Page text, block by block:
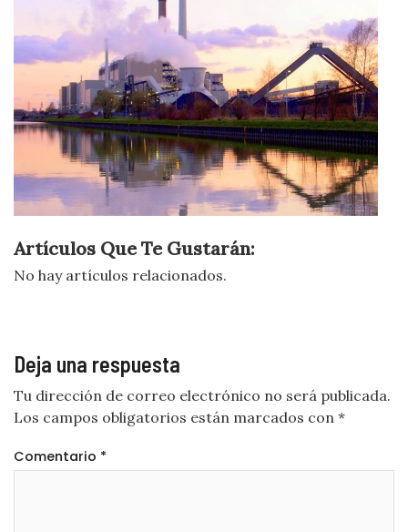
Artículos Que Te Gustarán:
No hay artículos relacionados.
Deja una respuesta
Tu dirección de correo electrónico no será publicada.
Los campos obligatorios están marcados con *
Comentario *